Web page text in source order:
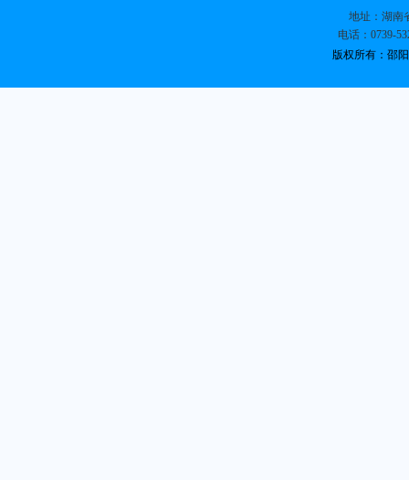
地址：湖南
电话：0739-
版权所有：邵